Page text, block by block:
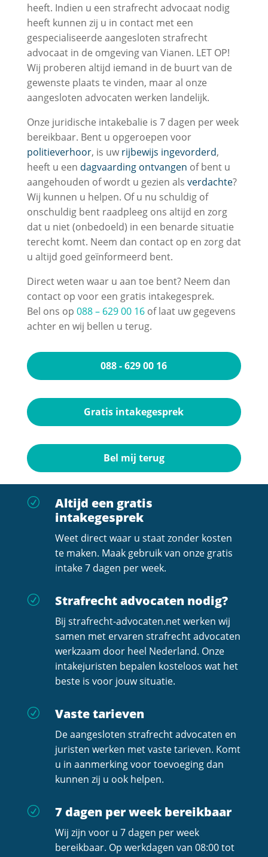
heeft. Indien u een strafrecht advocaat nodig
heeft kunnen zij u in contact met een
gespecialiseerde aangesloten strafrecht
advocaat in de omgeving van Vianen. LET OP!
Wij proberen altijd iemand in de buurt van de
gewenste plaats te vinden, maar al onze
aangesloten advocaten werken landelijk.
Onze juridische intakebalie is 7 dagen per week
bereikbaar. Bent u opgeroepen voor
politieverhoor, is uw rijbewijs ingevorderd,
heeft u een dagvaarding ontvangen of bent u
aangehouden of wordt u gezien als verdachte?
Wij kunnen u helpen. Of u nu schuldig of
onschuldig bent raadpleeg ons altijd en zorg
dat u niet (onbedoeld) in een benarde situatie
terecht komt. Neem dan contact op en zorg dat
u altijd goed geïnformeerd bent.
Direct weten waar u aan toe bent? Neem dan
contact op voor een gratis intakegesprek.
Bel ons op 088 – 629 00 16of laat uw gegevens
achter en wij bellen u terug.
088 - 629 00 16
Gratis intakegesprek
Bel mij terug
R
Altijd een gratis
intakegesprek
Weet direct waar u staat zonder kosten
te maken. Maak gebruik van onze gratis
intake 7 dagen per week.
R Strafrecht advocaten nodig?
Bij strafrecht-advocaten.net werken wij
samen met ervaren strafrecht advocaten
werkzaam door heel Nederland. Onze
intakejuristen bepalen kosteloos wat het
beste is voor jouw situatie.
R Vaste tarieven
De aangesloten strafrecht advocaten en
juristen werken met vaste tarieven. Komt
u in aanmerking voor toevoeging dan
kunnen zij u ook helpen.
R 7 dagen per week bereikbaar
Wij zijn voor u 7 dagen per week
bereikbaar. Op werkdagen van 08:00 tot